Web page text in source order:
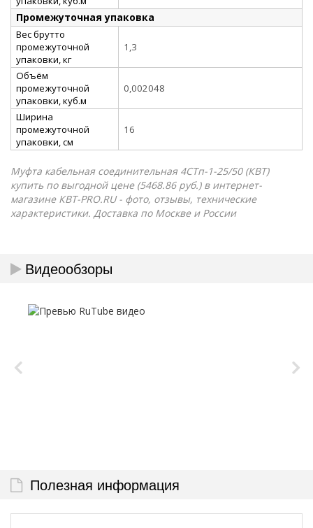
Промежуточная упаковка
Вес брутто
промежуточной
упаковки, кг
1,3
Объём
промежуточной
упаковки, куб.м
0,002048
Ширина
промежуточной
упаковки, см
16
Муфта кабельная соединительная 4СТп-1-25/50 (КВТ)
купить по выгодной цене (5468.86 руб.) в интернет-
магазине КВТ-PRO.RU - фото, отзывы, технические
характеристики. Доставка по Москве и России
Видеообзоры
Полезная информация